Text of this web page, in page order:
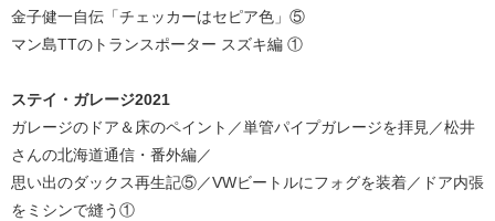
金子健一自伝「チェッカーはセピア色」⑤
マン島TTのトランスポーター スズキ編 ①
ステイ・ガレージ2021
ガレージのドア＆床のペイント／単管パイプガレージを拝見／松井
さんの北海道通信・番外編／
思い出のダックス再生記⑤／VWビートルにフォグを装着／ドア内張
をミシンで縫う①